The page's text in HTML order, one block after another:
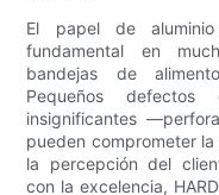
El papel de
fundamental en
bandejas de
Pequeños
insignificantes
pueden comprometer
la percepción del
con la excelencia,